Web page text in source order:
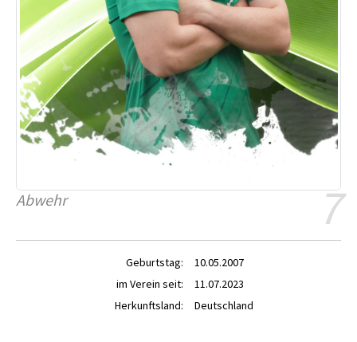
7
Abwehr
Geburtstag:
10.05.2007
im Verein seit:
11.07.2023
Herkunftsland:
Deutschland